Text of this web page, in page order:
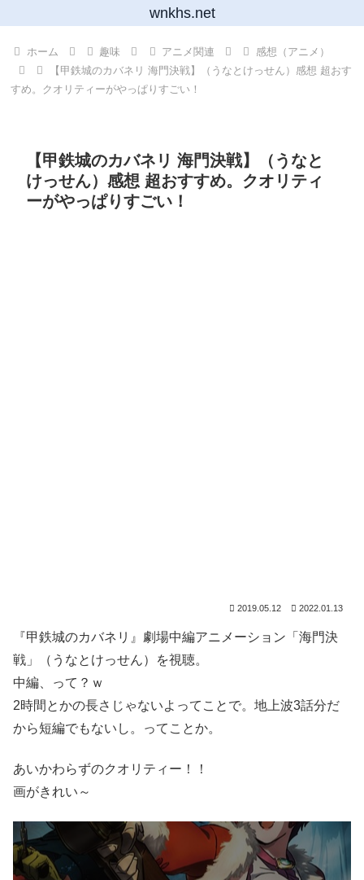
wnkhs.net
ホーム 趣味 アニメ関連
感想（アニメ）
【甲鉄城のカバネリ 海門決戦】（うなとけっせん）感想 超おす
すめ。クオリティーがやっぱりすごい！
【甲鉄城のカバネリ 海門決戦】（うなと
けっせん）感想 超おすすめ。クオリティ
ーがやっぱりすごい！
2019.05.12 2022.01.13
『甲鉄城のカバネリ』劇場中編アニメーション「海門決
戦」（うなとけっせん）を視聴。
中編、って？ｗ
2時間とかの長さじゃないよってことで。地上波3話分だ
から短編でもないし。ってことか。
あいかわらずのクオリティー！！
画がきれい～